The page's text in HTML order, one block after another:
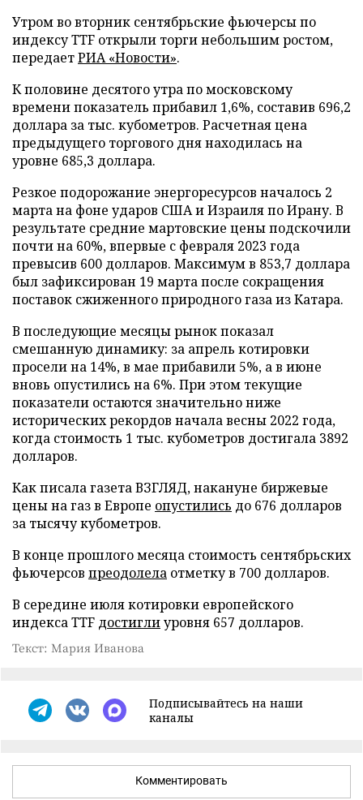
Утром во вторник сентябрьские фьючерсы по
индексу TTF открыли торги небольшим ростом,
передаетРИА «Новости».
К половине десятого утра по московскому
времени показатель прибавил 1,6%, составив 696,2
доллара за тыс. кубометров. Расчетная цена
предыдущего торгового дня находилась на
уровне 685,3 доллара.
Резкое подорожание энергоресурсов началось 2
марта на фоне ударов США и Израиля по Ирану. В
результате средние мартовские цены подскочили
почти на 60%, впервые с февраля 2023 года
превысив 600 долларов. Максимум в 853,7 доллара
был зафиксирован 19 марта после сокращения
поставок сжиженного природного газа из Катара.
В последующие месяцы рынок показал
смешанную динамику: за апрель котировки
просели на 14%, в мае прибавили 5%, а в июне
вновь опустились на 6%. При этом текущие
показатели остаются значительно ниже
исторических рекордов начала весны 2022 года,
когда стоимость 1 тыс. кубометров достигала 3892
долларов.
Как писала газета ВЗГЛЯД, накануне биржевые
цены на газ в Европе опустились до 676 долларов
за тысячу кубометров.
В конце прошлого месяца стоимость сентябрьских
фьючерсов преодолела отметку в 700 долларов.
В середине июля котировки европейского
индекса TTF достиглиуровня 657 долларов.
Текст: Мария Иванова
Подписывайтесь на наши
каналы
Комментировать